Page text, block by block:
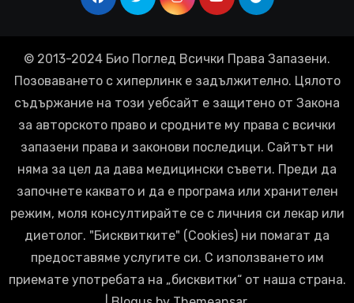
© 2013-2024 Био Поглед Всички Права Запазени.
Позоваването с хиперлинк е задължително. Цялото
съдържание на този уебсайт е защитено от Закона
за авторското право и сродните му права с всички
запазени права и законови последици. Сайтът ни
няма за цел да дава медицински съвети. Преди да
започнете каквато и да е програма или хранителен
режим, моля консултирайте се с личния си лекар или
диетолог. "Бисквитките" (Cookies) ни помагат да
предоставяме услугите си. С използването им
приемате употребата на „бисквитки“ от наша страна.